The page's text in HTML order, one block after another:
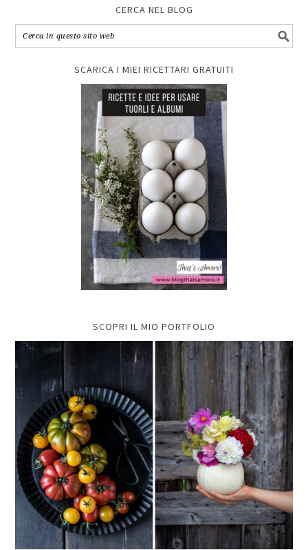
CERCA NEL BLOG
SCARICA I MIEI RICETTARI GRATUITI
SCOPRI IL MIO PORTFOLIO